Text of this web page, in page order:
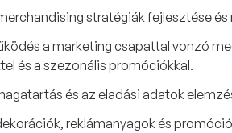
stratégiák fejlesztése
a marketing csapattal vonzó
és a szezonális promóciókkal.
és az eladási adatok
reklámanyagok és